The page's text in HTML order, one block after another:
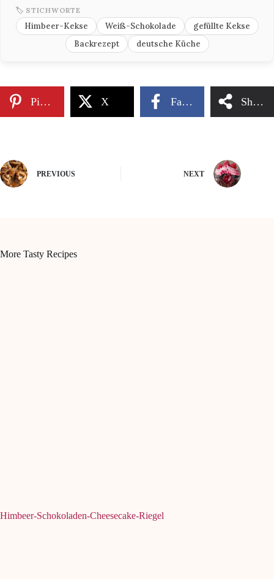
🏷 STICHWORTE
Himbeer-Kekse Weiß-Schokolade
gefüllte Kekse
Backrezept
deutsche Küche
Pinterest X Facebook Share
PREVIOUS NEXT
More Tasty Recipes
Himbeer-Schokoladen-Cheesecake-Riegel